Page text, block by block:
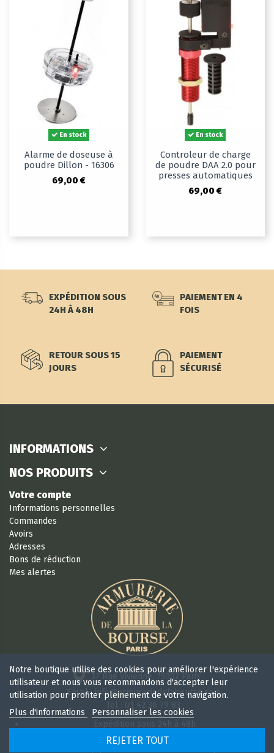
En stock
Alarme de doseuse à
poudre Dillon - 16306
69,00 €
En stock
Controleur de charge
de poudre DAA 2.0 pour
presses automatiques
69,00 €
EXPÉDITION SOUS
24H À 48H
PAIEMENT EN 4
FOIS
RETOUR SOUS 15
JOURS
PAIEMENT
SÉCURISÉ
INFORMATIONS
NOS PRODUITS
Votre compte
Informations personnelles
Commandes
Avoirs
Adresses
Bons de réduction
Mes alertes
37 Rue Vivienne, 75002 Paris
Email : info@armureriedelabourse.com
Retour sous 15 jours
Notre boutique utilise des cookies pour améliorer l'expérience
utilisateur et nous vous recommandons d'accepter leur
utilisation pour profiter pleinement de votre navigation.
Plus d'informations
Personnaliser les cookies
REJETER TOUT